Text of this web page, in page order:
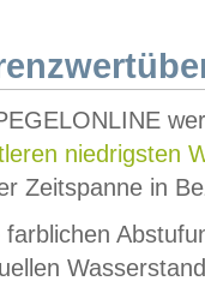
niedrigsten
Zeitspanne in
farblichen